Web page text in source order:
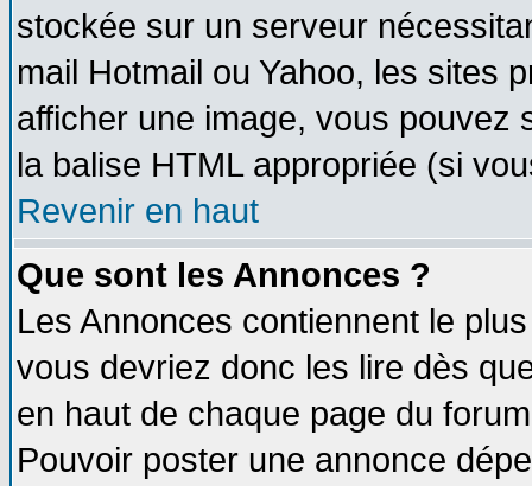
stockée sur un serveur
mail Hotmail ou Yahoo, les sites
afficher une image, vous pouvez
la balise HTML appropriée (si
Revenir en haut
Que sont les Annonces ?
Les Annonces contiennent le
vous devriez donc les lire dès
en haut de chaque page du
Pouvoir poster une annonce